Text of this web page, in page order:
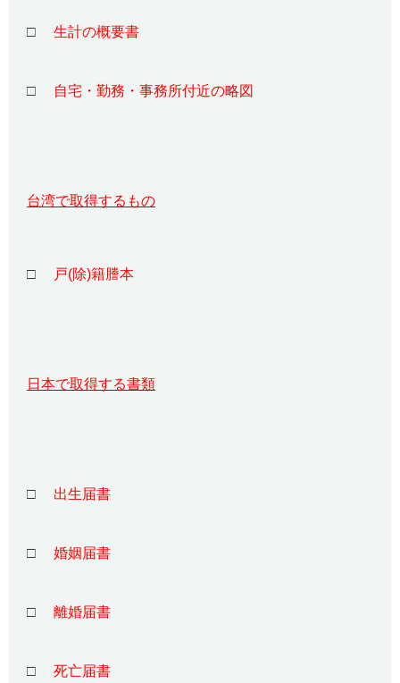
□ 生計の概要書
□ 自宅・勤務・事務所付近の略図
台湾で取得するもの
□ 戸(除)籍謄本
日本で取得する書類
□ 出生届書
□ 婚姻届書
□ 離婚届書
□ 死亡届書